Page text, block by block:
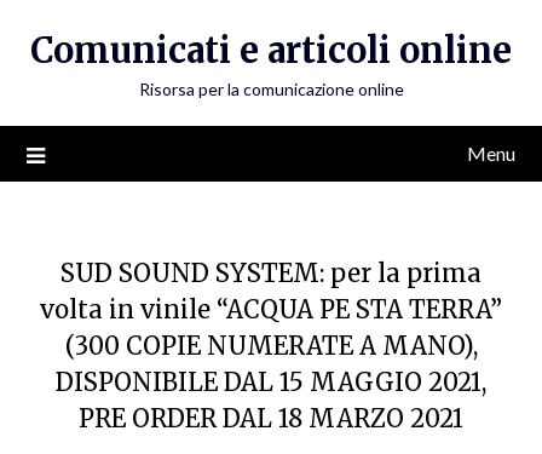
Comunicati e articoli online
Risorsa per la comunicazione online
Menu
SUD SOUND SYSTEM: per la prima
volta in vinile “ACQUA PE STA TERRA”
(300 COPIE NUMERATE A MANO),
DISPONIBILE DAL 15 MAGGIO 2021,
PRE ORDER DAL 18 MARZO 2021